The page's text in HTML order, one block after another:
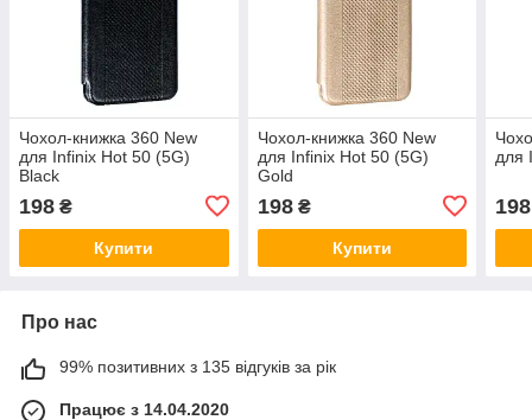
Чохол-книжка 360 New
для Infinix Hot 50 (5G)
Black
198 ₴
Купити
Чохол-книжка 360 New
для Infinix Hot 50 (5G)
Gold
198₴
Купити
для
198
Про нас
99% позитивних з 135 відгуків за рік
Працює з 14.04.2020